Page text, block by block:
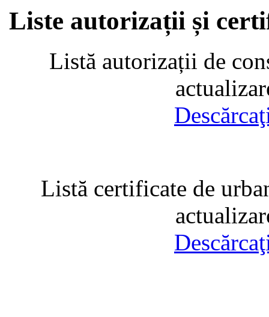
Liste autorizații și
Listă autorizații de
Listă certificate de